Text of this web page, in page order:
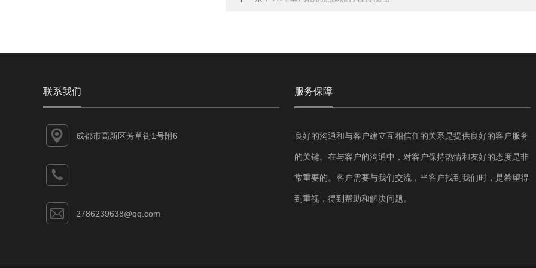
联系我们
成都市高新区芳草街1号附6
2786239638@qq.com
服务保障
良好的沟通和与客户建立互相信任的关系是提供良好的客户服务
的关键。在与客户的沟通中，对客户保持热情和友好的态度是非
常重要的。客户需要与我们交流，当客户找到我们时，是希望得
到重视，得到帮助和解决问题。